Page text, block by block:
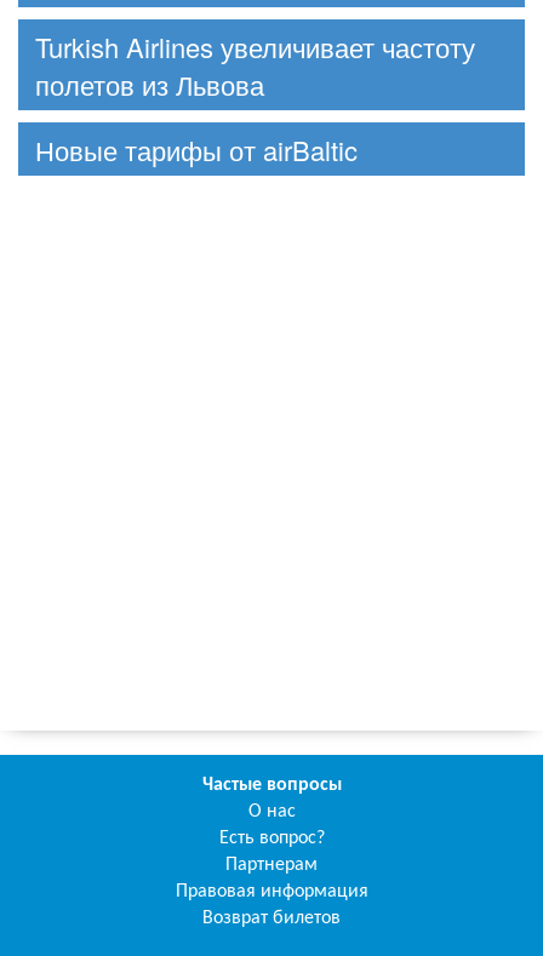
Turkish Airlines увеличивает частоту
полетов из Львова
Новые тарифы от airBaltic
Частые вопросы
О нас
Есть вопрос?
Партнерам
Правовая информация
Возврат билетов